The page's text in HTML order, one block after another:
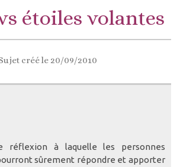
étoiles volantes
créé le 20/09/2010
réflexion à laquelle les personnes
sûrement répondre et apporter